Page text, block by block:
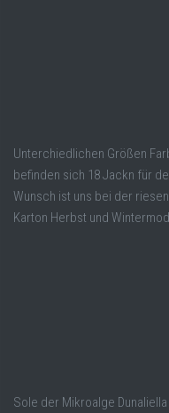
Unterchiedlichen Größen
befinden sich 18 Jackn für
Wunsch ist uns bei der
Karton Herbst und
Sole der Mikroalge